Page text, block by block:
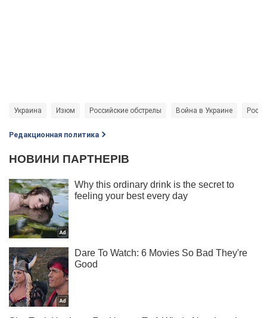
Украина Изюм Российские обстрелы Война в Украине
Редакционная политика